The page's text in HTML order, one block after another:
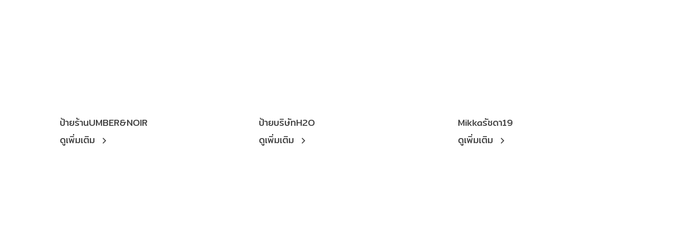
ป้ายร้านUMBER&NOIR
ดูเพิ่มเติม
ป้ายบริษัทH2O
ดูเพิ่มเติม
Mikkaรัชดา19
ดูเพิ่มเติม